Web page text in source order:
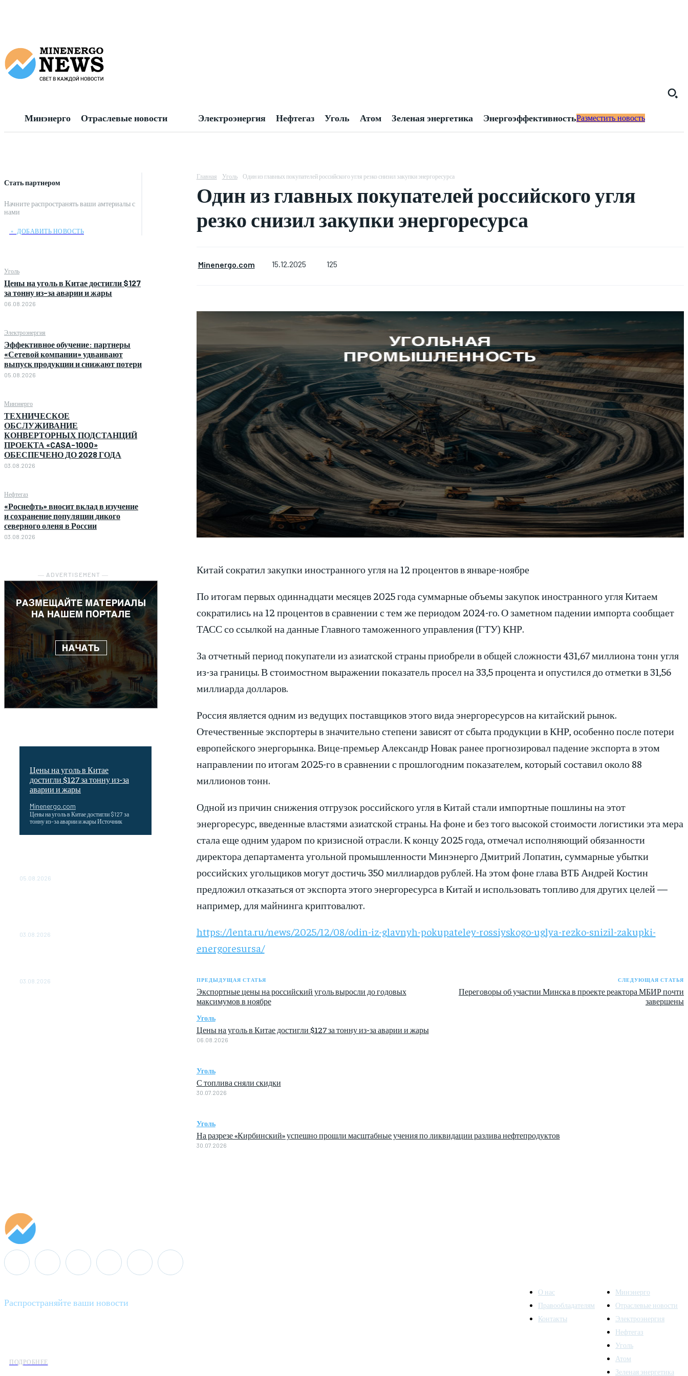
Минэнерго Отраслевые новости Электроэнергия Нефтегаз Уголь Атом Зеленая энергетика ЭнергоэффективностьРазместить новость
Стать партнером
Начните распространять ваши амтериалы с
нами
﹢ ДОБАВИТЬ НОВОСТЬ
Уголь
Цены на уголь в Китае достигли $127
за тонну из-за аварии и жары
06.08.2026
Электроэнергия
Эффективное обучение: партнеры
«Сетевой компании» удваивают
выпуск продукции и снижают потери
05.08.2026
Минэнерго
ТЕХНИЧЕСКОЕ
ОБСЛУЖИВАНИЕ
КОНВЕРТОРНЫХ ПОДСТАНЦИЙ
ПРОЕКТА «CASA-1000»
ОБЕСПЕЧЕНО ДО 2028 ГОДА
03.08.2026
Нефтегаз
«Роснефть» вносит вклад в изучение
и сохранение популяции дикого
северного оленя в России
03.08.2026
― ADVERTISEMENT ―
Цены на уголь в Китае
достигли $127 за тонну из-за
аварии и жары
Minenergo.com
Цены на уголь в Китае достигли $127 за
тонну из-за аварии и жары Источник
05.08.2026
03.08.2026
03.08.2026
Главная Уголь Один из главных покупателей российского угля резко снизил закупки энергоресурса
Один из главных покупателей российского угля
резко снизил закупки энергоресурса
Minenergo.com 15.12.2025 125
Китай сократил закупки иностранного угля на 12 процентов в январе-ноябре
По итогам первых одиннадцати месяцев 2025 года суммарные объемы закупок иностранного угля Китаем
сократились на 12 процентов в сравнении с тем же периодом 2024-го. О заметном падении импорта сообщает
ТАСС со ссылкой на данные Главного таможенного управления (ГТУ) КНР.
За отчетный период покупатели из азиатской страны приобрели в общей сложности 431,67 миллиона тонн угля
из-за границы. В стоимостном выражении показатель просел на 33,5 процента и опустился до отметки в 31,56
миллиарда долларов.
Россия является одним из ведущих поставщиков этого вида энергоресурсов на китайский рынок.
Отечественные экспортеры в значительно степени зависят от сбыта продукции в КНР, особенно после потери
европейского энергорынка. Вице-премьер Александр Новак ранее прогнозировал падение экспорта в этом
направлении по итогам 2025-го в сравнении с прошлогодним показателем, который составил около 88
миллионов тонн.
Одной из причин снижения отгрузок российского угля в Китай стали импортные пошлины на этот
энергоресурс, введенные властями азиатской страны. На фоне и без того высокой стоимости логистики эта мера
стала еще одним ударом по кризисной отрасли. К концу 2025 года, отмечал исполняющий обязанности
директора департамента угольной промышленности Минэнерго Дмитрий Лопатин, суммарные убытки
российских угольщиков могут достичь 350 миллиардов рублей. На этом фоне глава ВТБ Андрей Костин
предложил отказаться от экспорта этого энергоресурса в Китай и использовать топливо для других целей —
например, для майнинга криптовалют.
https://lenta.ru/news/2025/12/08/odin-iz-glavnyh-pokupateley-rossiyskogo-uglya-rezko-snizil-zakupki-
energoresursa/
ПРЕДЫДУЩАЯ СТАТЬЯ
Экспортные цены на российский уголь выросли до годовых
максимумов в ноябре
СЛЕДУЮЩАЯ СТАТЬЯ
Переговоры об участии Минска в проекте реактора МБИР почти
завершены
Уголь
Цены на уголь в Китае достигли $127 за тонну из-за аварии и жары
06.08.2026
Уголь
С топлива сняли скидки
30.07.2026
Уголь
На разрезе «Кирбинский» успешно прошли масштабные учения по ликвидации разлива нефтепродуктов
30.07.2026
Распространяйте ваши новости
ПОДРОБНЕЕ
О нас
Правообладателям
Контакты
Минэнерго
Отраслевые новости
Электроэнергия
Нефтегаз
Уголь
Атом
Зеленая энергетика